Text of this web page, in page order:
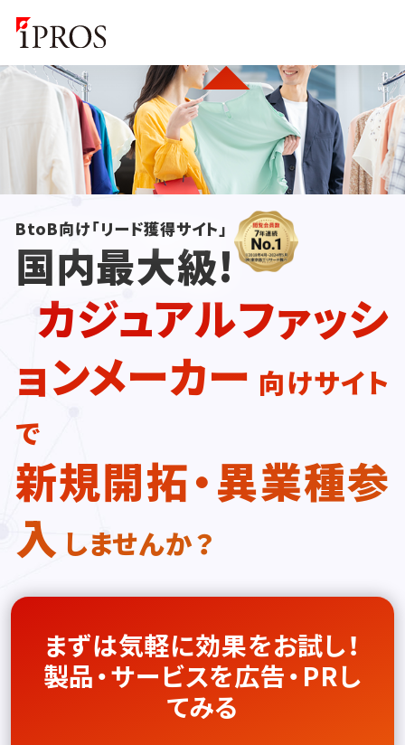
BtoB向け「リード獲得サイト」
国内最大級!
カジュアルファッシ
ョンメーカー 向けサイト
で
新規開拓・異業種参
入 しませんか？
まずは気軽に効果をお試し！
製品・サービスを広告・PRし
てみる